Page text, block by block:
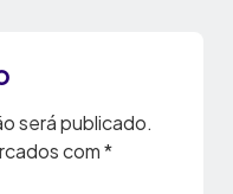
será publicado.
com*